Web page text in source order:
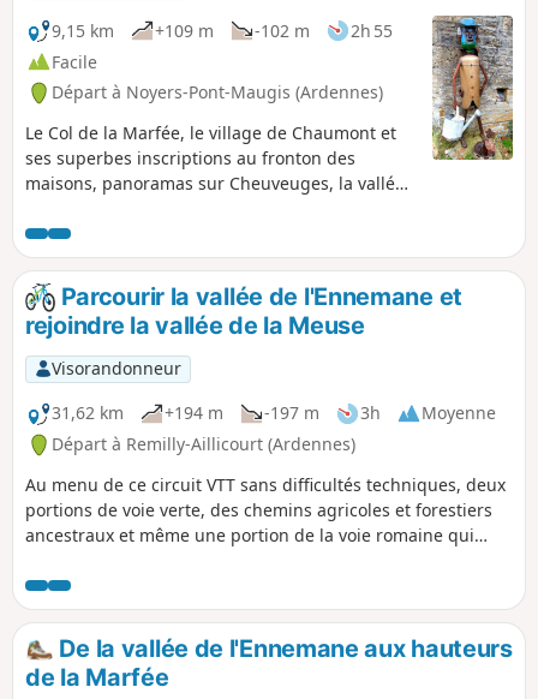
9,15 km
+109 m -102 m
2h 55
Facile
Départ à Noyers-Pont-Maugis (Ardennes)
Le Col de la Marfée, le village de Chaumont et
ses superbes inscriptions au fronton des
maisons, panoramas sur Cheuveuges, la vallée
cette promenade où l'on marche sans difficulté
à travers prairies, champs et forêt.
Parcourir la vallée de l'Ennemane et
rejoindre la vallée de la Meuse
Visorandonneur
31,62 km
+194 m -197 m 3h
Moyenne
Départ à Remilly-Aillicourt (Ardennes)
Au menu de ce circuit VTT sans difficultés techniques, deux
portions de voie verte, des chemins agricoles et forestiers
ancestraux et même une portion de la voie romaine qui
De la vallée de l'Ennemane aux hauteurs
de la Marfée